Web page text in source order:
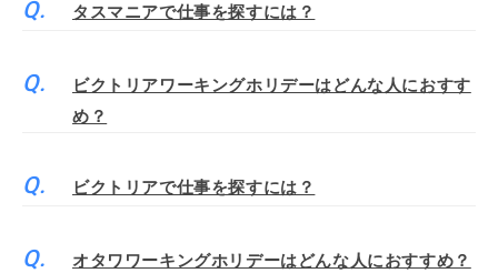
タスマニアで仕事を探すには？
ビクトリアワーキングホリデーはどんな人におすす
め？
ビクトリアで仕事を探すには？
オタワワーキングホリデーはどんな人におすすめ？